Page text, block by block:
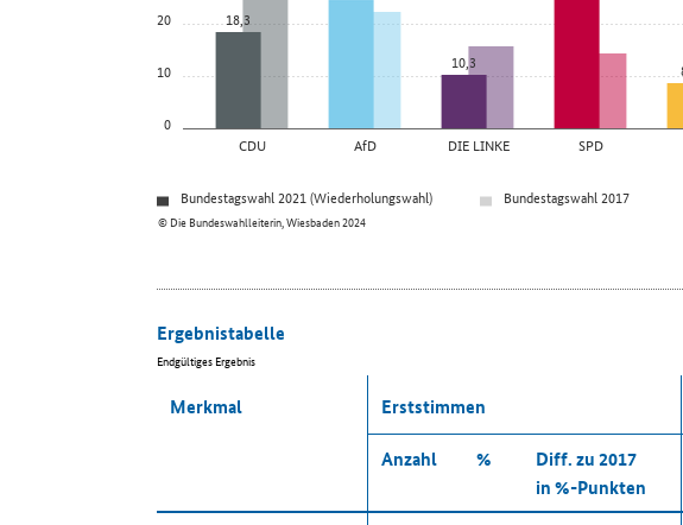
0
10
20
CDU AfD DIE LINKE SPD
18,3
10,3
© Die Bundeswahlleiterin, Wiesbaden 2024
Bundestagswahl 2021 (Wiederholungswahl)
Bundestagswahl 2017
Ergebnistabelle
Endgültiges Ergebnis
Merkmal Erststimmen
Anzahl
%
Diff. zu 2017
in %-Punkten